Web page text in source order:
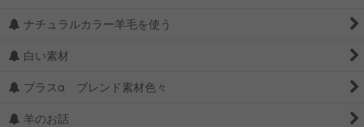
ナチュラルカラー羊毛を使う
白い素材
プラスα ブレンド素材色々
羊のお話